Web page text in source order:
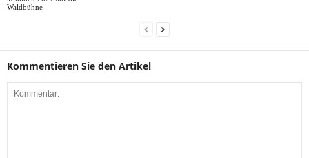
Waldbühne
Kommentieren Sie den Artikel